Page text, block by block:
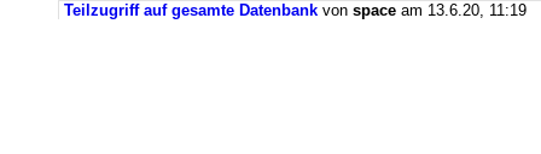
Teilzugriff auf gesamte Datenbank von space am 13.6.20, 11:19